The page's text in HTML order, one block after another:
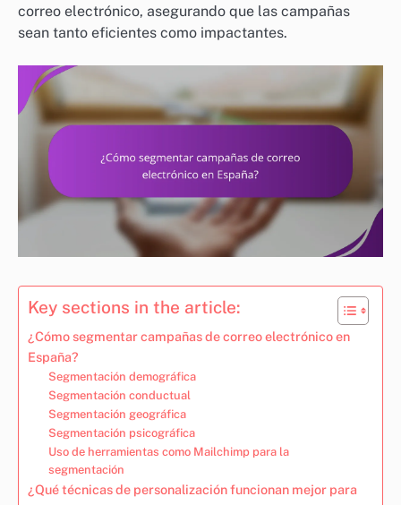
correo electrónico, asegurando que las campañas
sean tanto eficientes como impactantes.
Key sections in the article:
¿Cómo segmentar campañas de correo electrónico en
España?
Segmentación demográfica
Segmentación conductual
Segmentación geográfica
Segmentación psicográfica
Uso de herramientas como Mailchimp para la
segmentación
¿Qué técnicas de personalización funcionan mejor para